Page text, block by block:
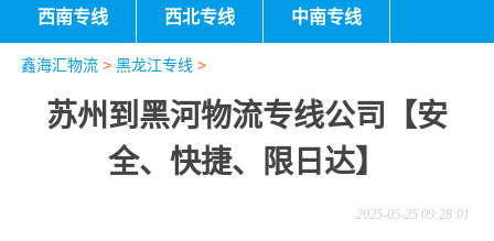
西南专线 西北专线 中南专线
鑫海汇物流> 黑龙江专线 >
苏州到黑河物流专线公司【安
全、快捷、限日达】
2025-05-25 09:28:01